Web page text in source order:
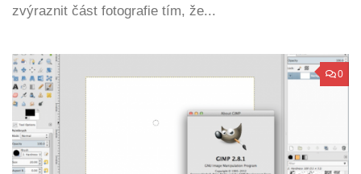
zvýraznit část fotografie tím, že...
0